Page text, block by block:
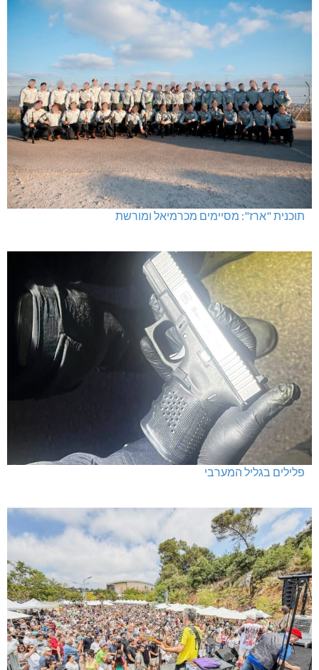
תוכנית "ארז": מסיימים מכרמיאל ומורשת
פלילים בגליל המערבי